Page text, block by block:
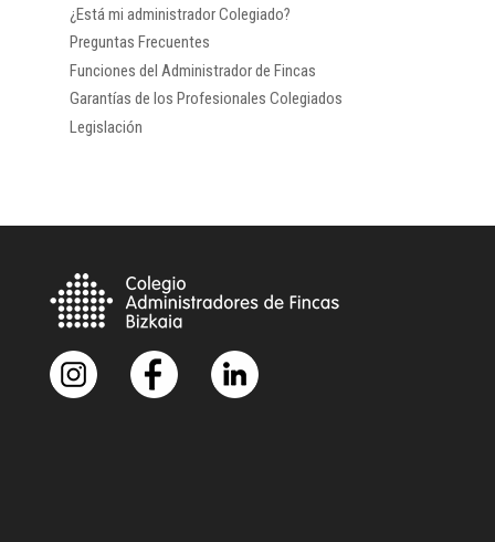
¿Está mi administrador Colegiado?
Preguntas Frecuentes
Funciones del Administrador de Fincas
Garantías de los Profesionales Colegiados
Legislación